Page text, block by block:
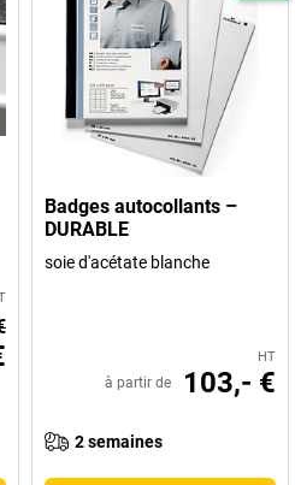
Badges autocollants –
DURABLE
soie d'acétate blanche
HT
à partir de 103,- €
2 semaines